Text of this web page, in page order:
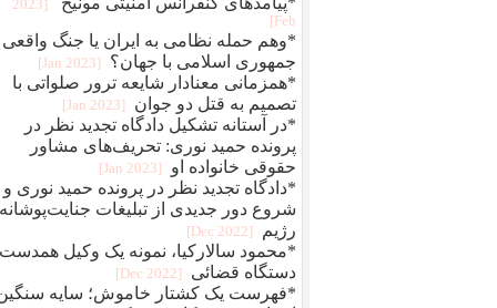
[2023
Feb]
*وهم حمله نظامی به ایران یا جنگ واقعی
جمهوری اسلامی با جهان؟
[2023 Jan]
*همزمانی معنادار شایعه ترور صلواتی با
تصمیم به قتل دو جوان
[2023 Jan]
*در آستانه تشکیل دادگاه تجدید نظر در
پرونده حمید نوری: تحریف‌های مشاور
حقوقی خانواده او
[2023 Jan]
*دادگاه تجدید نظر در پرونده حمید نوری و
شروع دور جدیدی از تبلیغات
رژیم
[2022 Dec]
*محمود سالارکیا، نمونه یک وکیل همدست
دستگاه قضائی
[2022 Dec]
*فهرست یک کشتار خاموش؛ سایه